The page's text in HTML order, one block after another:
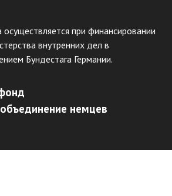
при финансировании
внутренних дел в
Бундестага Германии.
немцев